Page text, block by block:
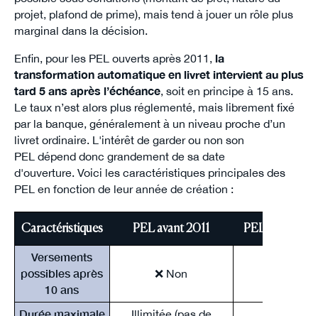
projet, plafond de prime), mais tend à jouer un rôle plus
marginal dans la décision.
Enfin, pour les PEL ouverts après 2011, la
transformation automatique en livret intervient au plus
tard 5 ans après l’échéance, soit en principe à 15 ans.
Le taux n’est alors plus réglementé, mais librement fixé
par la banque, généralement à un niveau proche d’un
livret ordinaire. L'intérêt de garder ou non son
PEL dépend donc grandement de sa date
d'ouverture. Voici les caractéristiques principales des
PEL en fonction de leur année de création :
Caractéristiques PEL avant 2011 PEL
Versements
possibles après
10 ans
❌ Non